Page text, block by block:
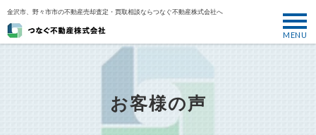
金沢市、野々市市の不動産売却査定・買取相談ならつなぐ不動産株式会社へ
MENU
お客様の声